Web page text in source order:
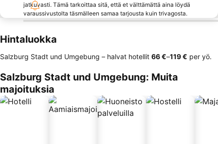
jatkuvasti. Tämä tarkoittaa sitä, että et välttämättä aina löydä
varaussivustolta täsmälleen samaa tarjousta kuin trivagosta.
Hintaluokka
Salzburg Stadt und Umgebung – halvat hotellit ‎66 €–‎119 € per yö.
Salzburg Stadt und Umgebung: Muita
majoituksia